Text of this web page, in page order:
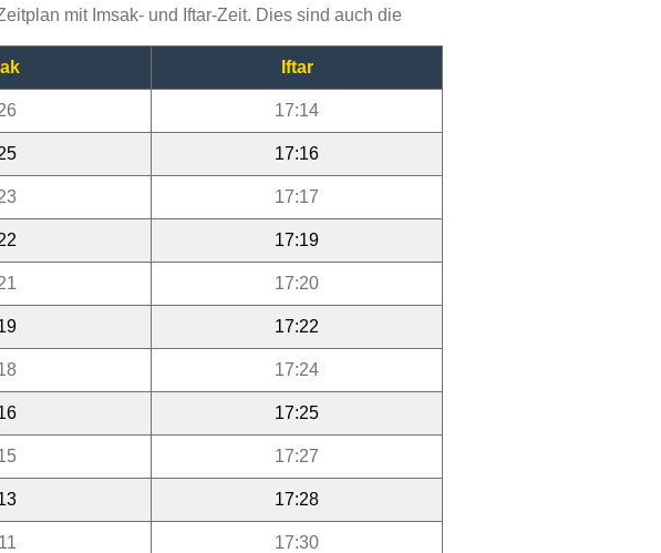
mit Imsak- und Iftar-Zeit. Dies sind auch die
Iftar
17:14
17:16
17:17
17:19
17:20
17:22
17:24
17:25
17:27
17:28
17:30